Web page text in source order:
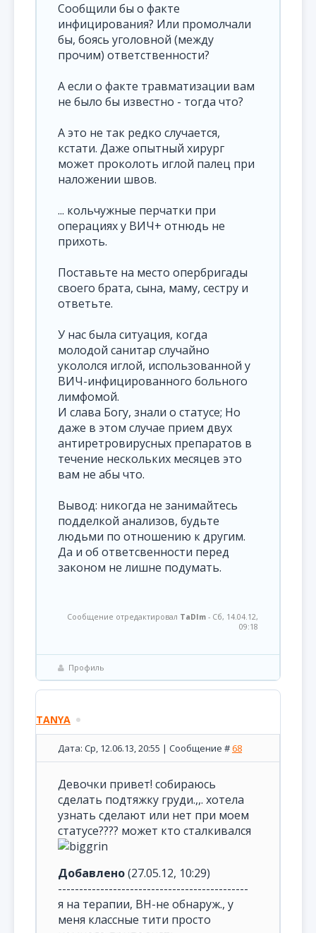
Cообщили бы о факте
инфицирования? Или промолчали
бы, боясь уголовной (между
прочим) ответственности?
А если о факте травматизации вам
не было бы известно - тогда что?
А это не так редко случается,
кстати. Даже опытный хирург
может проколоть иглой палец при
наложении швов.
... кольчужные перчатки при
операциях у ВИЧ+ отнюдь не
прихоть.
Поставьте на место опербригады
своего брата, сына, маму, сестру и
ответьте.
У нас была ситуация, когда
молодой санитар случайно
укололся иглой, использованной у
ВИЧ-инфицированного больного
лимфомой.
И слава Богу, знали о статусе; Но
даже в этом случае прием двух
антиретровирусных препаратов в
течение нескольких месяцев это
вам не абы что.
Вывод: никогда не занимайтесь
подделкой анализов, будьте
людьми по отношению к другим.
Да и об ответсвенности перед
законом не лишне подумать.
Сообщение отредактировал TaDIm - Сб, 14.04.12,
09:18
Профиль
TANYA
Дата: Ср, 12.06.13, 20:55 | Сообщение #68
Девочки привет! собираюсь
сделать подтяжку груди.,,. хотела
узнать сделают или нет при моем
статусе???? может кто сталкивался
Добавлено(27.05.12, 10:29)
---------------------------------------------
я на терапии, ВН-не обнаруж., у
меня классные тити просто